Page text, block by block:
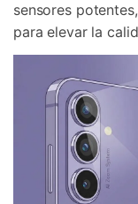
sensores
para elevar la